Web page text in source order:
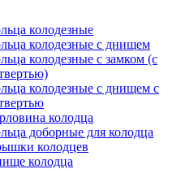
колодезные
колодезные с днищем
колодезные с замком (с
колодезные с днищем с
колодца
доборные для колодца
колодцев
колодца